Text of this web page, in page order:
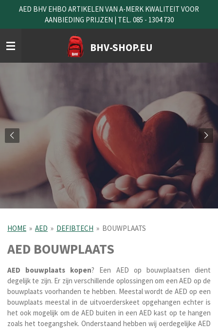
naar
de
hoofdinhoud
BHV-SHOP.EU
AED BHV EHBO ARTIKELEN VAN A-MERK KWALITEIT VOOR
AANBIEDING PRIJZEN | TEL. 085 - 1304 730
HOME » AED » DEFIBTECH » BOUWPLAATS
AED BOUWPLAATS
AED bouwplaats kopen? Een AED op bouwplaatsen dient
degelijk te zijn. Er zijn verschillende oplossingen om een AED op de
bouwplaats voorhanden te hebben. Meestal wordt de AED op een
bouwplaats meestal in de uitvoerderskeet opgehangen echter is
het ook mogelijk om de AED buiten in een AED kast op te hangen
zoals het toegangshek. Onderstaand hebben wij oerdegelijke AED